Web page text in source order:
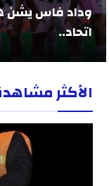
وداد فاس يشن
اتحاد..
الأكثر